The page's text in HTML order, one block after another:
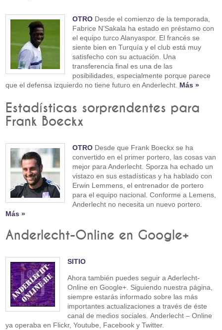
OTRO Desde el comienzo de la temporada,
Fabrice N’Sakala ha estado en préstamo con
el equipo turco Alanyaspor. El francés se
siente bien en Turquía y el club está muy
satisfecho con su actuación. Una
transferencia final es una de las
posibilidades, especialmente porque parece
que el defensa izquierdo no tiene futuro en Anderlecht. Más »
Estadísticas sorprendentes para
Frank Boeckx
OTRO Desde que Frank Boeckx se ha
convertido en el primer portero, las cosas van
mejor para Anderlecht. Sporza ha echado un
vistazo en sus estadísticas y ha hablado con
Erwin Lemmens, el entrenador de portero
para el equipo nacional. Conforme a Lemens,
Anderlecht no necesita un nuevo portero.
Más »
Anderlecht-Online en Google+
SITIO
Ahora también puedes seguir a Aderlecht-
Online en Google+. Siguiendo nuestra página,
siempre estarás informado sobre las más
importantes actualizaciones a través de éste
canal de medios sociales. Anderlecht – Online
ya operaba en Flickr, Youtube, Facebook y Twitter.